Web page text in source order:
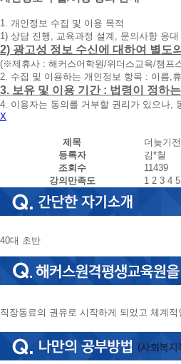
휴
대
폰
번
호
를
입
력
내
전
화
리
습
다.
1. 개인정보 수집 및 이용 목적
1) 상담 진행, 교육과정 설계, 문의사항 응대
2) 광고성 정보 수신에 대하여 별도
(※제휴사 : 해커스어학원/위더스교육/챔프
2. 수집 및 이용하는 개인정보 항목 : 이름,
3. 보유 및 이용 기간 : 법령이 정하
4. 이용자는 동의를 거부할 권리가 있으나,
X
제목
더늦기
등록자
김*철
조회수
11439
강의만족도
1 2 3 4 5
40대 초반
직장동료의 권유로 시작하게 되었고 체계